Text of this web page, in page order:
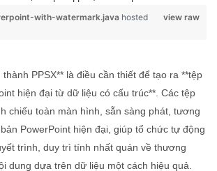
view raw
with-watermark.java hosted
thành PPSX** là điều cần thiết để tạo ra **tệp
hiện đại từ dữ liệu có cấu trúc**. Các tệp
chiếu toàn màn hình, sẵn sàng phát, tương
PowerPoint hiện đại, giúp tổ chức tự động
trình, duy trì tính nhất quán về thương
dung dựa trên dữ liệu một cách hiệu quả.